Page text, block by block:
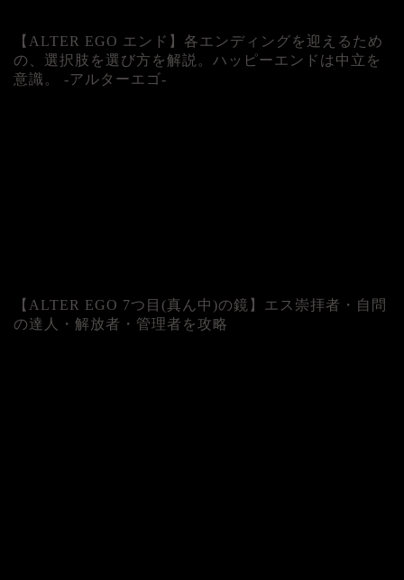
【ALTER EGO エンド】各エンディングを迎えるため
の、選択肢を選び方を解説。ハッピーエンドは中立を
意識。 -アルターエゴ-
【ALTER EGO 7つ目(真ん中)の鏡】エス崇拝者・自問
の達人・解放者・管理者を攻略